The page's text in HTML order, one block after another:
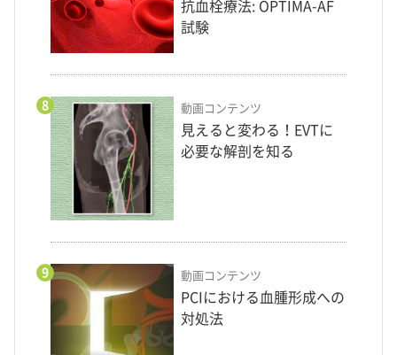
抗血栓療法: OPTIMA-AF
試験
8 動画コンテンツ
見えると変わる！EVTに
必要な解剖を知る
9 動画コンテンツ
PCIにおける血腫形成への
対処法